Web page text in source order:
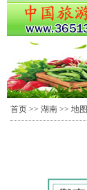
首页 >> 湖南 >> 地图